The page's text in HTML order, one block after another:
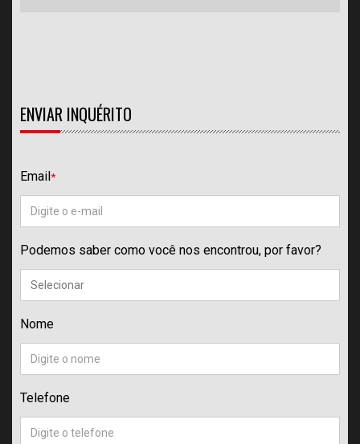
ENVIAR INQUÉRITO
Email *
Podemos saber como você nos encontrou, por favor?
Nome
Telefone